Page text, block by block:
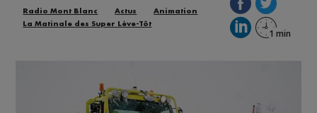
Radio Mont Blanc Actus
Animation
La Matinale des Super Lève-Tôt